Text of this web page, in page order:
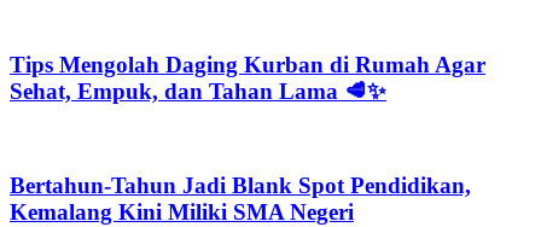
Tips Mengolah Daging Kurban di Rumah Agar
Sehat, Empuk, dan Tahan Lama 🥩✨
Bertahun-Tahun Jadi Blank Spot Pendidikan,
Kemalang Kini Miliki SMA Negeri